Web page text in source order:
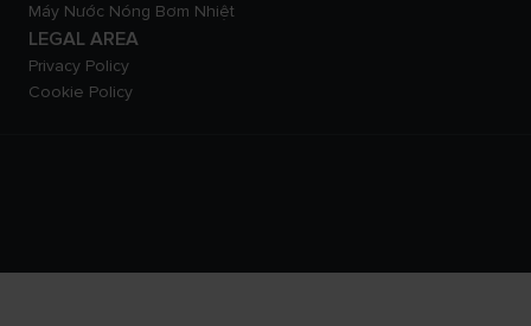
Máy Nước Nóng Bơm Nhiệt
LEGAL AREA
Privacy Policy
Cookie Policy